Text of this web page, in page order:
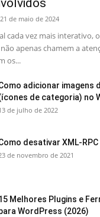
21 de maio de 2024
cada vez mais interativo,
apenas chamem a
os...
adicionar imagens
de categoria) no
de julho de 2022
desativar XML-
de novembro de 2021
Melhores Plugins e
WordPress (2026)